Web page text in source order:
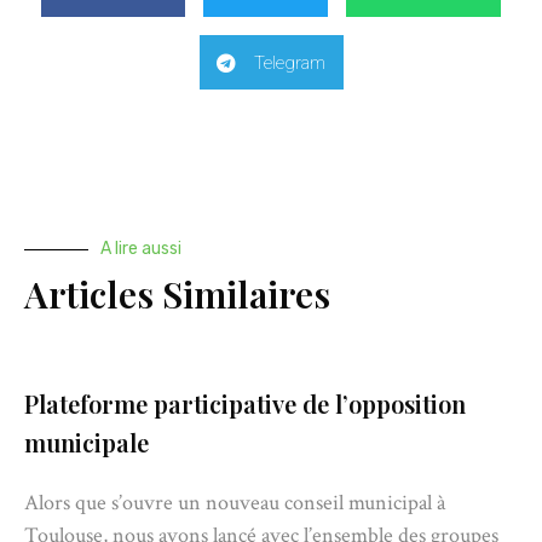
Telegram
A lire aussi
Articles Similaires
Plateforme participative de l’opposition
municipale
Alors que s’ouvre un nouveau conseil municipal à
Toulouse, nous avons lancé avec l’ensemble des groupes